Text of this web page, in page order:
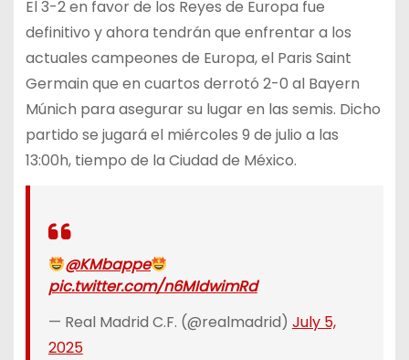
El 3-2 en favor de los Reyes de Europa fue
definitivo y ahora tendrán que enfrentar a los
actuales campeones de Europa, el Paris Saint
Germain que en cuartos derrotó 2-0 al Bayern
Múnich para asegurar su lugar en las semis. Dicho
partido se jugará el miércoles 9 de julio a las
13:00h, tiempo de la Ciudad de México.
@KMbappe
pic.twitter.com/n6MIdwimRd
— Real Madrid C.F. (@realmadrid) July 5,
2025